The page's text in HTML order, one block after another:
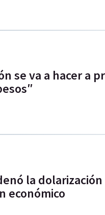
se va a hacer a
la dolarización
económico